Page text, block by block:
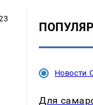
Новости
Для